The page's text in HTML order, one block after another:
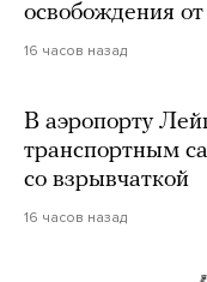
освобождения
16 часов назад
В аэропорту
транспортным
со взрывчаткой
16 часов назад